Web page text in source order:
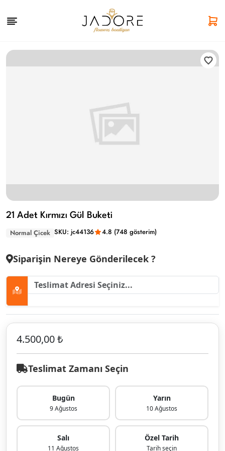
21 Adet Kırmızı Gül Buketi
Normal Çicek SKU: jc44136 4.8 (748 gösterim)
Siparişin Nereye Gönderilecek ?
4.500,00 ₺
Teslimat Zamanı Seçin
Bugün
9 Ağustos
Yarın
10 Ağustos
Salı
11 Ağustos
Özel Tarih
Tarih seçin